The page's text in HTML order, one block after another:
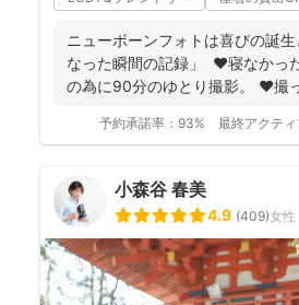
ニューボーンフォトは喜びの誕
なった瞬間の記録」 ❤️寝なかっ
の為に90分のゆとり撮影。 ❤️撮
予約承諾率： 93% 最終アクティ
小森谷 春美
4.9 (409)女性